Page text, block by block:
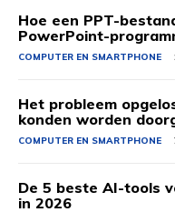
Hoe een PPT-
PowerPoint-
COMPUTER EN SMARTPHONE
Het probleem
konden worden
COMPUTER EN SMARTPHONE
De 5 beste AI-tools
in 2026